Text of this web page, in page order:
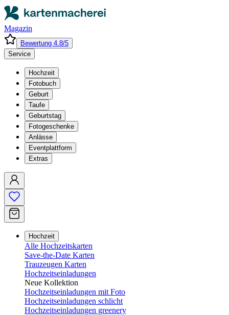
Magazin
Bewertung 4.8/5
Service
Hochzeit
Fotobuch
Geburt
Taufe
Geburtstag
Fotogeschenke
Anlässe
Eventplattform
Extras
Hochzeit
Alle Hochzeitskarten
Save-the-Date Karten
Trauzeugen Karten
Hochzeitseinladungen
Neue Kollektion
Hochzeitseinladungen mit Foto
Hochzeitseinladungen schlicht
Hochzeitseinladungen greenery